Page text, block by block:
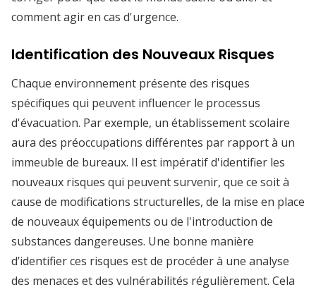
comment agir en cas d'urgence.
Identification des Nouveaux Risques
Chaque environnement présente des risques
spécifiques qui peuvent influencer le processus
d'évacuation. Par exemple, un établissement scolaire
aura des préoccupations différentes par rapport à un
immeuble de bureaux. Il est impératif d'identifier les
nouveaux risques qui peuvent survenir, que ce soit à
cause de modifications structurelles, de la mise en place
de nouveaux équipements ou de l'introduction de
substances dangereuses. Une bonne manière
d’identifier ces risques est de procéder à une analyse
des menaces et des vulnérabilités régulièrement. Cela